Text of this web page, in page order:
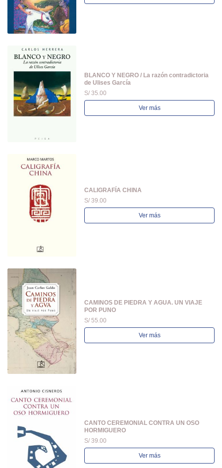
BLANCO Y NEGRO / La razón contradictoria
de Ulises García
S/ 35.00
Ver más
CALIGRAFÍA CHINA
S/ 39.00
Ver más
CAMINOS DE PIEDRA Y AGUA. UN VIAJE
POR PUNO
S/ 55.00
Ver más
CANTO CEREMONIAL CONTRA UN OSO
HORMIGUERO
S/ 39.00
Ver más